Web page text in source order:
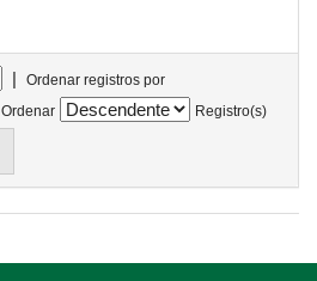
|
Ordenar registros por
Ordenar
Registro(s)